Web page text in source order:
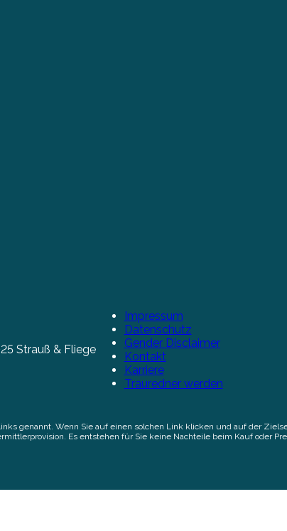
Strauß & Fliege
Impressum
Datenschutz
Gender Disclaimer
Kontakt
Karriere
Trauredner werden
genannt. Wenn Sie auf einen solchen Link klicken und auf der
Es entstehen für Sie keine Nachteile beim Kauf oder